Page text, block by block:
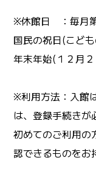
※休館日 ：毎月
国民の祝日(こど
年末年始(１２月
※利用方法：入館
は、登録手続きが
初めてのご利用の
認できるものをお